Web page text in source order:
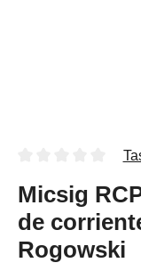
Micsig
de
Rogowski